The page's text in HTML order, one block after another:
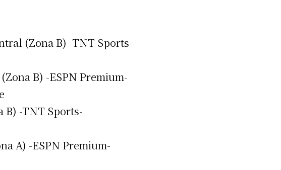
Apellidos
Número de teléfono
(Zona B) -TNT Sports-
B) -ESPN Premium-
B) -TNT Sports-
A) -ESPN Premium-